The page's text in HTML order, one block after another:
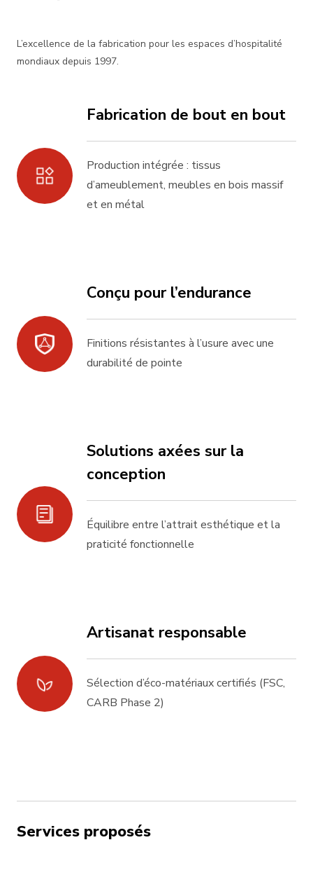
L’excellence de la fabrication pour les espaces d’hospitalité
mondiaux depuis 1997.
Fabrication de bout en bout
Production intégrée : tissus
d’ameublement, meubles en bois massif
et en métal
Conçu pour l’endurance
Finitions résistantes à l’usure avec une
durabilité de pointe
Solutions axées sur la
conception
Équilibre entre l’attrait esthétique et la
praticité fonctionnelle
Artisanat responsable
Sélection d’éco-matériaux certifiés (FSC,
CARB Phase 2)
Services proposés